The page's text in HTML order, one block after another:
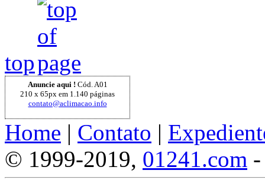
top
Anuncie aqui ! Cód. A01
210 x 65px em 1.140 páginas
contato@aclimacao.info
Home | Contato |
© 1999-2019, 01241.com